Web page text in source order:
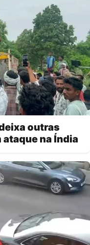
outras
na Índia